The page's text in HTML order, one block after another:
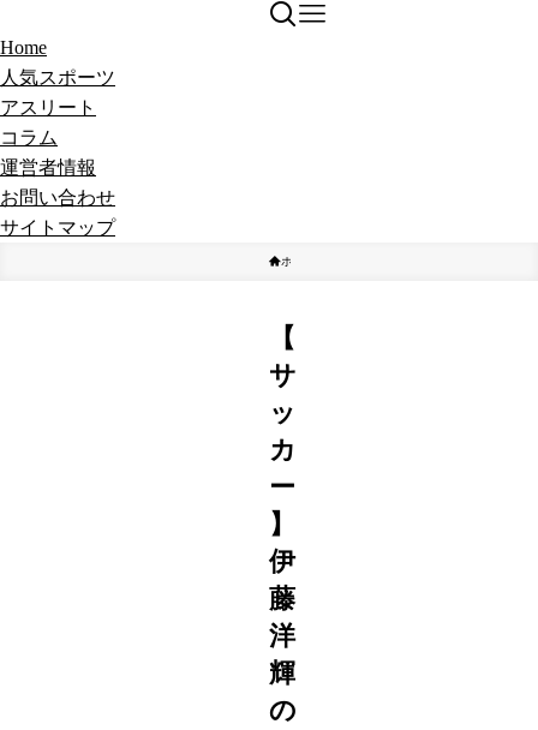
Home
人気スポーツ
アスリート
コラム
運営者情報
お問い合わせ
サイトマップ
ホーム
【
サ
ッ
カ
ー
】
伊
藤
洋
輝
の